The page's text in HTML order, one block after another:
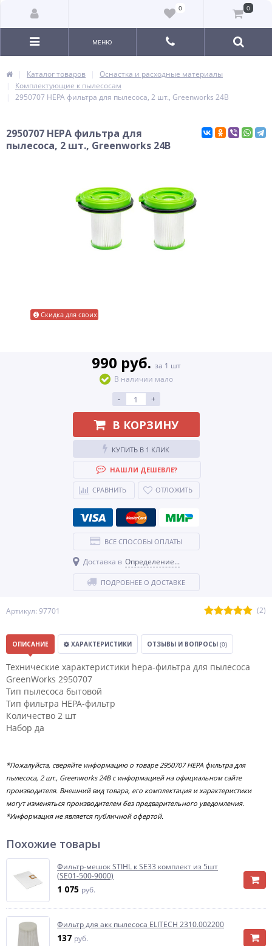
0 0
МЕНЮ
Каталог товаров
Оснастка и расходные материалы
Комплектующие к пылесосам
2950707 НЕРА фильтра для пылесоса, 2 шт., Greenworks 24В
2950707 НЕРА фильтра для
пылесоса, 2 шт., Greenworks 24В
Артикул: 97701 (2)
Скидка для своих
990 руб. за 1 шт
В наличии мало
-
+
В КОРЗИНУ
КУПИТЬ В 1 КЛИК
НАШЛИ ДЕШЕВЛЕ?
СРАВНИТЬ ОТЛОЖИТЬ
ВСЕ СПОСОБЫ ОПЛАТЫ
Доставка в Определение...
ПОДРОБНЕЕ О ДОСТАВКЕ
ОПИСАНИЕ ХАРАКТЕРИСТИКИ ОТЗЫВЫ И ВОПРОСЫ (0)
Технические характеристики hepa-фильтра для пылесоса
GreenWorks 2950707
Тип пылесоса бытовой
Тип фильтра HEPA-фильтр
Количество 2 шт
Набор да
*Пожалуйста, сверяйте информацию о товаре 2950707 НЕРА фильтра для
пылесоса, 2 шт., Greenworks 24В с информацией на официальном сайте
производителя. Внешний вид товара, его комплектация и характеристики
могут изменяться производителем без предварительного уведомления.
*Информация не является публичной офертой.
Похожие товары
Фильтр-мешок STIHL к SE33 комплект из 5шт
(SE01-500-9000)
1 075 руб.
Фильтр для акк пылесоса ELITECH 2310.002200
137 руб.